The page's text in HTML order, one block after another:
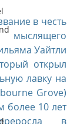
в честь
Уайтли
открыл
лавку на
Grove)
более 10 лет
в